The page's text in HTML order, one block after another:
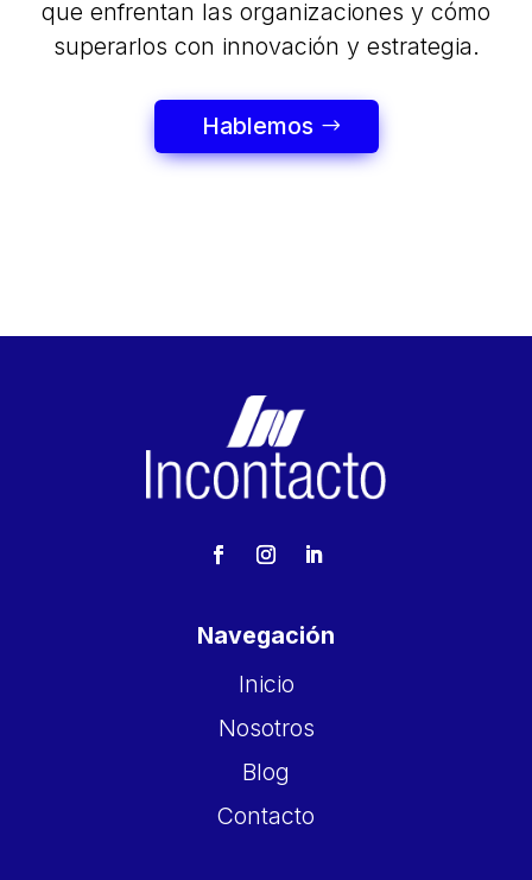
que enfrentan las organizaciones y cómo
superarlos con innovación y estrategia.
Hablemos
Navegación
Inicio
Nosotros
Blog
Contacto